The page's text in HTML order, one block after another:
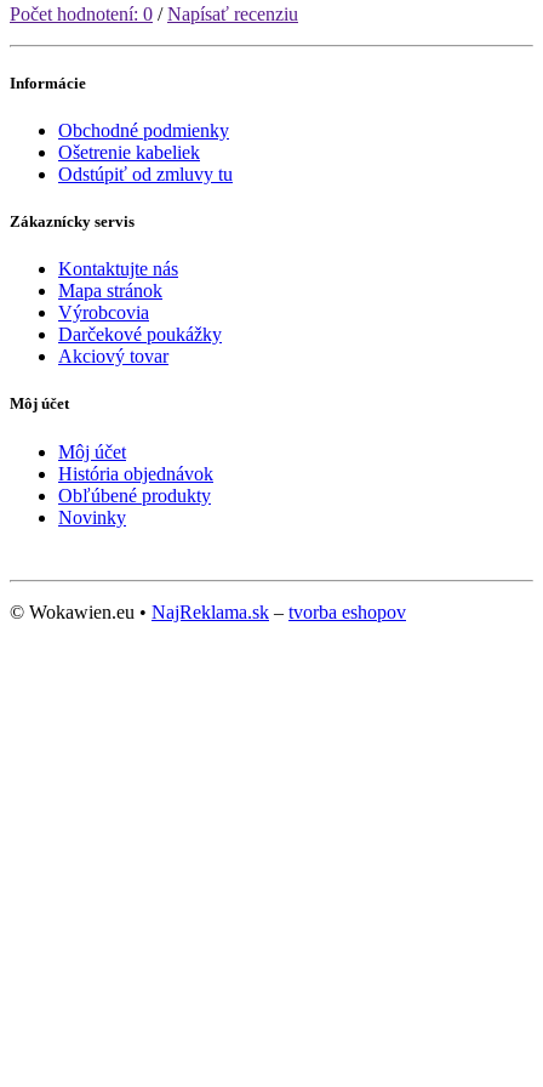
Počet hodnotení: 0 /Napísať recenziu
Informácie
Obchodné podmienky
Ošetrenie kabeliek
Odstúpiť od zmluvy tu
Zákaznícky servis
Kontaktujte nás
Mapa stránok
Výrobcovia
Darčekové poukážky
Akciový tovar
Môj účet
Môj účet
História objednávok
Obľúbené produkty
Novinky
© Wokawien.eu • NajReklama.sk – tvorba eshopov